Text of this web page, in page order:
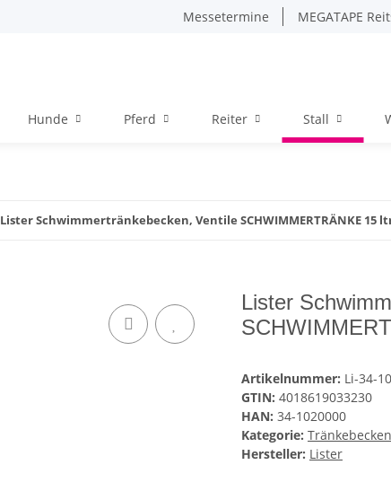
Messetermine MEGATAPE
Hunde Pferd Reiter Stall
Lister Schwimmertränkebecken, Ventile SCHWIMMERTRÄNKE 15
Lister
Artikelnummer: Li-34-
GTIN: 4018619033230
HAN: 34-1020000
Kategorie: Tränkebecken
Hersteller: Lister